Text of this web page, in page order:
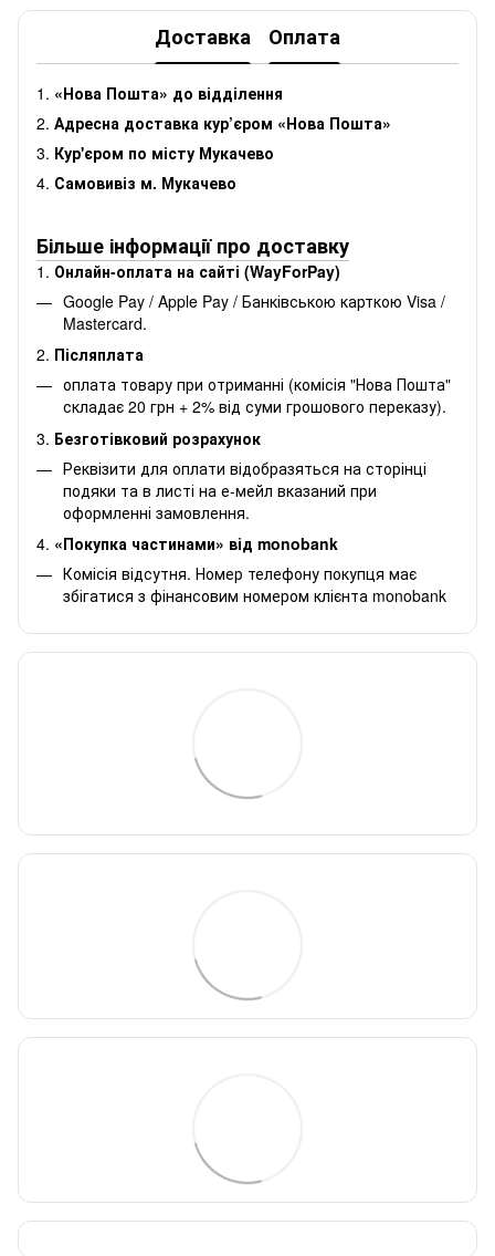
Доставка Оплата
1. «Нова Пошта» до відділення
2. Адресна доставка кур’єром «Нова Пошта»
3. Кур'єром по місту Мукачево
4. Самовивіз м. Мукачево
Більше інформації про доставку
1. Онлайн-оплата на сайті (WayForPay)
Google Pay / Apple Pay / Банківською карткою Visa /
Mastercard.
2. Післяплата
оплата товару при отриманні (комісія "Нова Пошта"
складає 20 грн + 2% від суми грошового переказу).
3. Безготівковий розрахунок
Реквізити для оплати відобразяться на сторінці
подяки та в листі на е-мейл вказаний при
оформленні замовлення.
4. «Покупка частинами» від monobank
Комісія відсутня. Номер телефону покупця має
збігатися з фінансовим номером клієнта monobank